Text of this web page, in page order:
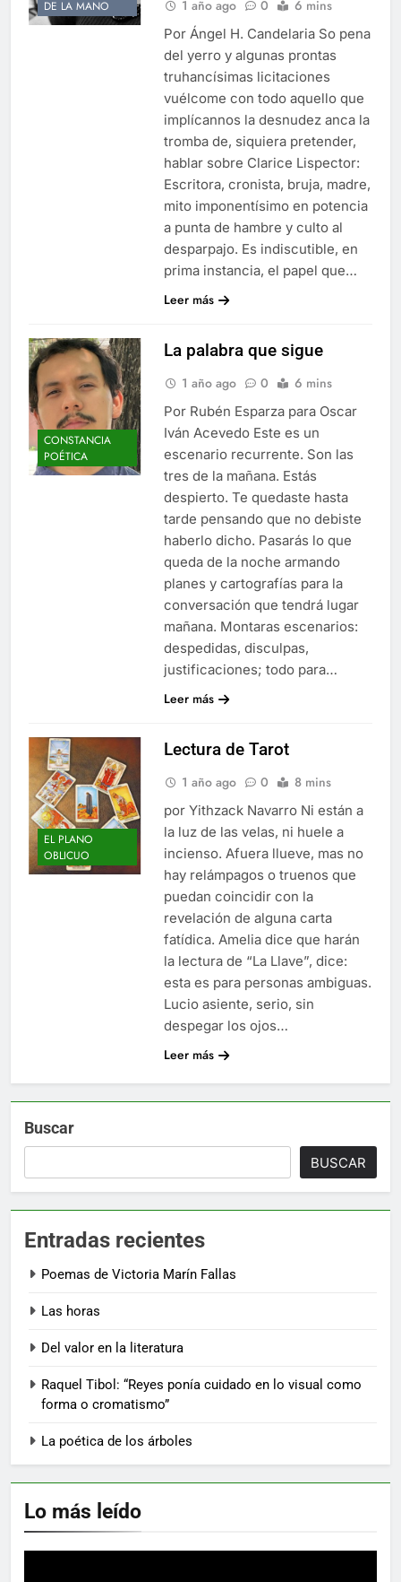
DE LA MANO 1 año ago 0 6 mins
Por Ángel H. Candelaria So pena
del yerro y algunas prontas
truhancísimas licitaciones
vuélcome con todo aquello que
implícannos la desnudez anca la
tromba de, siquiera pretender,
hablar sobre Clarice Lispector:
Escritora, cronista, bruja, madre,
mito imponentísimo en potencia
a punta de hambre y culto al
desparpajo. Es indiscutible, en
prima instancia, el papel que…
Leer más
CONSTANCIA
POÉTICA
La palabra que sigue
1 año ago 0 6 mins
Por Rubén Esparza para Oscar
Iván Acevedo Este es un
escenario recurrente. Son las
tres de la mañana. Estás
despierto. Te quedaste hasta
tarde pensando que no debiste
haberlo dicho. Pasarás lo que
queda de la noche armando
planes y cartografías para la
conversación que tendrá lugar
mañana. Montaras escenarios:
despedidas, disculpas,
justificaciones; todo para…
Leer más
EL PLANO
OBLICUO
Lectura de Tarot
1 año ago 0 8 mins
por Yithzack Navarro Ni están a
la luz de las velas, ni huele a
incienso. Afuera llueve, mas no
hay relámpagos o truenos que
puedan coincidir con la
revelación de alguna carta
fatídica. Amelia dice que harán
la lectura de “La Llave”, dice:
esta es para personas ambiguas.
Lucio asiente, serio, sin
despegar los ojos…
Leer más
Buscar
BUSCAR
Entradas recientes
Poemas de Victoria Marín Fallas
Las horas
Del valor en la literatura
Raquel Tibol: “Reyes ponía cuidado en lo visual como
forma o cromatismo”
La poética de los árboles
Lo más leído